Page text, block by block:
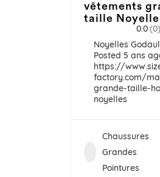
vêtements
taille
0.0(0)
Noyelles
Posted 5 ans
https://
factory.com/
grande-taille-
noyelles
Chaussures
Grandes
Pointures